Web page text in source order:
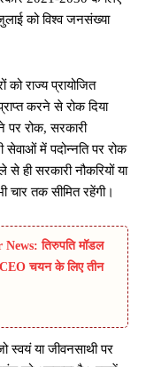
को विश्व जनसंख्या
को राज्य प्रायोजित
करने से रोक दिया
पर रोक, सरकारी
में पदोन्नति पर रोक
ही सरकारी नौकरियों या
चार तक सीमित रहेंगी।
तिरुपति मॉडल
CEO चयन के लिए तीन
स्वयं या जीवनसाथी पर